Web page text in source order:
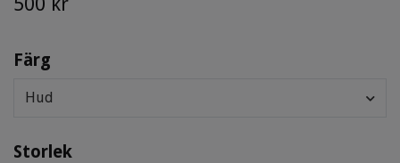
Färg
Hud
Storlek